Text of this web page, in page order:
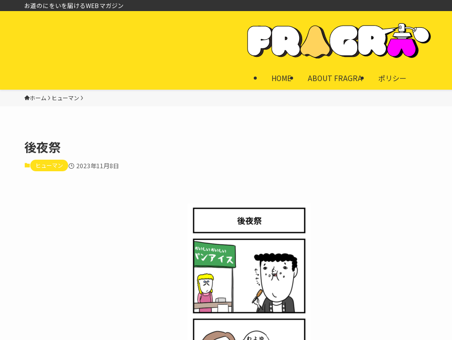
お道のにをいを届けるWEBマガジン
HOME ABOUT FRAGRA ポリシー
ホーム ヒューマン
後夜祭
ヒューマン 2023年11月8日